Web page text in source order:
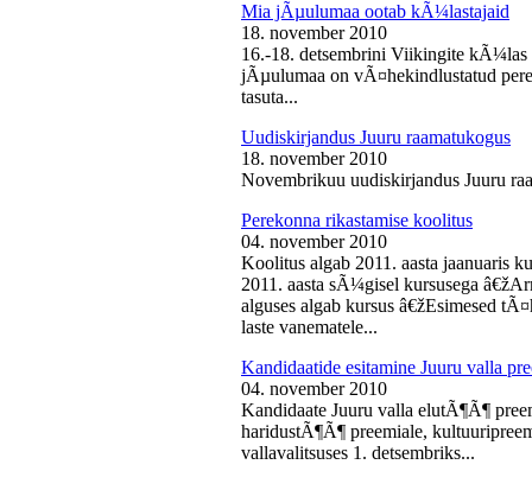
Mia jÃµulumaa ootab kÃ¼lastajaid
18. november 2010
16.-18. detsembrini Viikingite
jÃµulumaa on vÃ¤hekindlustatud
tasuta...
Uudiskirjandus Juuru raamatukogus
18. november 2010
Novembrikuu uudiskirjandus Juuru
Perekonna rikastamise koolitus
04. november 2010
Koolitus algab 2011. aasta jaanuaris
2011. aasta sÃ¼gisel kursusega
alguses algab kursus â€žEsimesed
laste vanematele...
Kandidaatide esitamine Juuru valla
04. november 2010
Kandidaate Juuru valla elutÃ¶Ã¶
haridustÃ¶Ã¶ preemiale,
vallavalitsuses 1. detsembriks...